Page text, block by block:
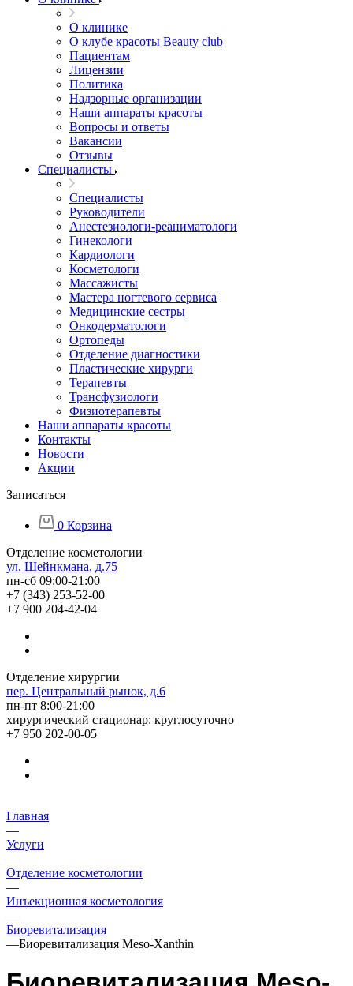
О клинике
О клубе красоты Beauty club
Пациентам
Лицензии
Политика
Надзорные организации
Наши аппараты красоты
Вопросы и ответы
Вакансии
Отзывы
Специалисты
Специалисты
Руководители
Анестезиологи-реаниматологи
Гинекологи
Кардиологи
Косметологи
Массажисты
Мастера ногтевого сервиса
Медицинские сестры
Онкодерматологи
Ортопеды
Отделение диагностики
Пластические хирурги
Терапевты
Трансфузиологи
Физиотерапевты
Наши аппараты красоты
Контакты
Новости
Акции
Записаться
0 Корзина
Отделение косметологии
ул. Шейнкмана, д.75
пн-сб 09:00-21:00
+7 (343) 253-52-00
+7 900 204-42-04
Отделение хирургии
пер. Центральный рынок, д.6
пн-пт 8:00-21:00
хирургический стационар: круглосуточно
+7 950 202-00-05
Главная
—
Услуги
—
Отделение косметологии
—
Инъекционная косметология
—
Биоревитализация
—Биоревитализация Meso-Xanthin